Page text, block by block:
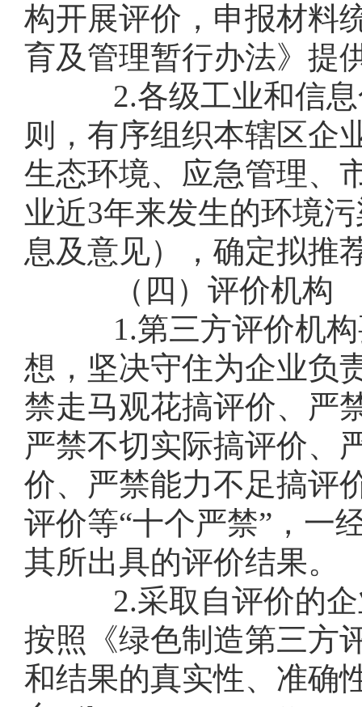
构开展评价，申报材料
育及管理暂行办法》提
2.各级工业和信息
则，有序组织本辖区企
生态环境、应急管理、
业近3年来发生的环境
息及意见），确定拟推
（四）评价机构
1.第三方评价机构
想，坚决守住为企业负
禁走马观花搞评价、严
严禁不切实际搞评价、
价、严禁能力不足搞评
评价等“十个严禁”，一
其所出具的评价结果。
2.采取自评价的企
按照《绿色制造第三方
和结果的真实性、准确